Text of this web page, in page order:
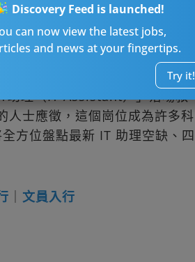
Discovery Feed is launched!
can now view the latest jobs,
and news at your fingertips.
Try it!
企，只要網絡一斷、電腦死機，
助理（IT Assistant）」落場救
人士應徵，這個崗位成為許多科
方位盤點最新 IT 助理空缺、四
文員入行